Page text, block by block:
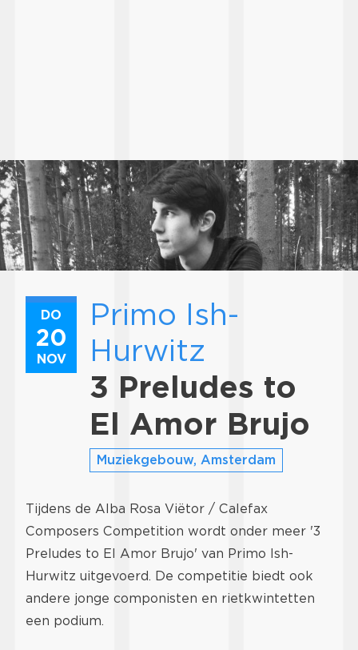
DO
20
NOV
Primo Ish-
Hurwitz
3 Preludes to
El Amor Brujo
Muziekgebouw, Amsterdam
Tijdens de Alba Rosa Viëtor / Calefax
Composers Competition wordt onder meer '3
Preludes to El Amor Brujo' van Primo Ish-
Hurwitz uitgevoerd. De competitie biedt ook
andere jonge componisten en rietkwintetten
een podium.